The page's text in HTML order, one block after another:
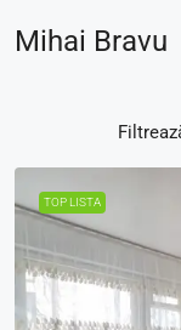
Mihai Bravu
TOP LISTA